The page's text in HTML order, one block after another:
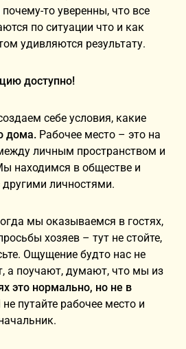
то уверенны, что все
по ситуации что и как
удивляются результату.
доступно!
себе условия, какие
дома. Рабочее место – это на
личным пространством и
находимся в обществе и
личностями.
мы оказываемся в гостях,
хозяев – тут не стойте,
Ощущение будто нас не
а поучают, думают, что мы из
это нормально, но не в
не путайте рабочее место и